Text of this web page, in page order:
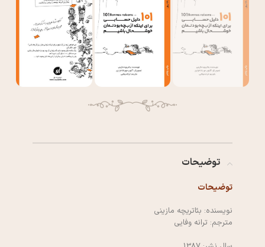
توضیحات
توضیحات
نویسنده: بئاتریچه مازینی
مترجم: ترانه وفایی